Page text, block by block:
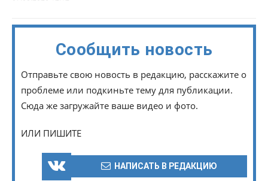
Сообщить новость
Отправьте свою новость в редакцию, расскажите о
проблеме или подкиньте тему для публикации.
Сюда же загружайте ваше видео и фото.
ИЛИ ПИШИТЕ
НАПИСАТЬ В РЕДАКЦИЮ